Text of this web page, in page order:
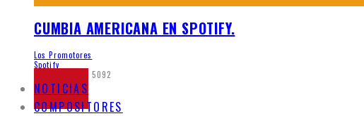
CUMBIA AMERICANA EN SPOTIFY.
Los Promotores
Spotify
5092
NOTICIAS
COMPOSITORES